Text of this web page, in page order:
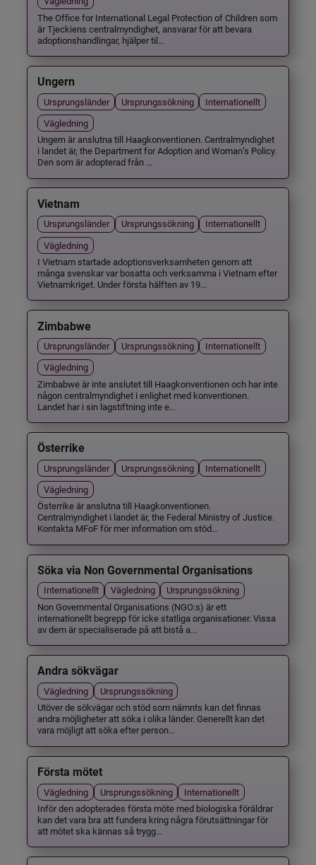
The Office for International Legal Protection of Children som
är Tjeckiens centralmyndighet, ansvarar för att bevara
adoptionshandlingar, hjälper til...
Ungern
Ursprungsländer Ursprungssökning
Internationellt
Vägledning
Ungern är anslutna till Haagkonventionen. Centralmyndighet
i landet är, the Department for Adoption and Woman’s Policy.
Den som är adopterad från ...
Vietnam
Ursprungsländer Ursprungssökning
Internationellt
Vägledning
I Vietnam startade adoptionsverksamheten genom att
många svenskar var bosatta och verksamma i Vietnam efter
Vietnamkriget. Under första hälften av 19...
Zimbabwe
Ursprungsländer Ursprungssökning
Internationellt
Vägledning
Zimbabwe är inte anslutet till Haagkonventionen och har inte
någon centralmyndighet i enlighet med konventionen.
Landet har i sin lagstiftning inte e...
Österrike
Ursprungsländer Ursprungssökning
Internationellt
Vägledning
Österrike är anslutna till Haagkonventionen.
Centralmyndighet i landet är, the Federal Ministry of Justice.
Kontakta MFoF för mer information om stöd...
Söka via Non Governmental Organisations
Internationellt Vägledning
Ursprungssökning
Non Governmental Organisations (NGO:s) är ett
internationellt begrepp för icke statliga organisationer. Vissa
av dem är specialiserade på att bistå a...
Andra sökvägar
Vägledning
Ursprungssökning
Utöver de sökvägar och stöd som nämnts kan det finnas
andra möjligheter att söka i olika länder. Generellt kan det
vara möjligt att söka efter person...
Första mötet
Vägledning Ursprungssökning
Internationellt
Inför den adopterades första möte med biologiska föräldrar
kan det vara bra att fundera kring några förutsättningar för
att mötet ska kännas så trygg...